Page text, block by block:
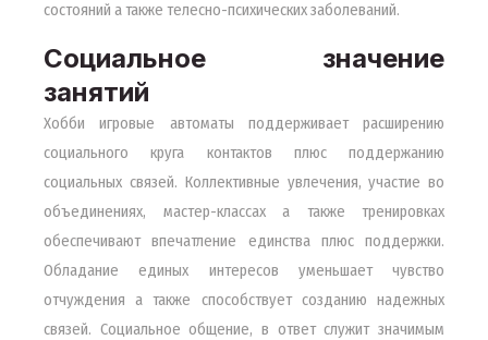
состояний а также телесно-психических заболеваний.
Социальное значение
занятий
Хобби игровые автоматы поддерживает расширению
социального круга контактов плюс поддержанию
социальных связей. Коллективные увлечения, участие во
объединениях, мастер-классах а также тренировках
обеспечивают впечатление единства плюс поддержки.
Обладание единых интересов уменьшает чувство
отчуждения а также способствует созданию надежных
связей. Социальное общение, в ответ служит значимым